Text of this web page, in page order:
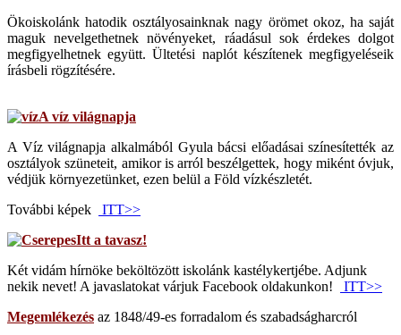
Ökoiskolánk hatodik osztályosainknak nagy örömet okoz, ha saját
maguk nevelgethetnek növényeket, ráadásul sok érdekes dolgot
megfigyelhetnek együtt. Ültetési naplót készítenek megfigyeléseik
írásbeli rögzítésére.
A víz világnapja
A Víz világnapja alkalmából Gyula bácsi előadásai színesítették az
osztályok szüneteit, amikor is arról beszélgettek, hogy miként óvjuk,
védjük környezetünket, ezen belül a Föld vízkészletét.
További képek
ITT>>
Itt a tavasz!
Két vidám hírnöke beköltözött iskolánk kastélykertjébe. Adjunk
nekik nevet! A javaslatokat várjuk Facebook oldakunkon!
ITT>>
Megemlékezés az 1848/49-es forradalom és szabadságharcról